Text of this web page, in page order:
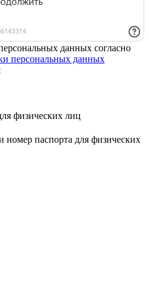
данных согласно
персональных данных
физических лиц
паспорта для физических